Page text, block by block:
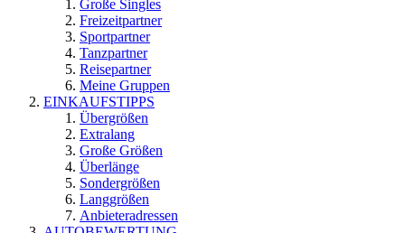
Große Singles
Freizeitpartner
Sportpartner
Tanzpartner
Reisepartner
Meine Gruppen
EINKAUFSTIPPS
Übergrößen
Extralang
Große Größen
Überlänge
Sondergrößen
Langgrößen
Anbieteradressen